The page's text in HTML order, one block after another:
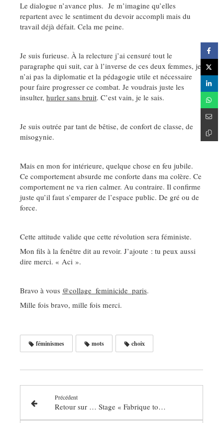
Le dialogue n’avance plus. Je m’imagine qu’elles
repartent avec le sentiment du devoir accompli mais du
travail déjà défait. Cela me peine.
Je suis furieuse. À la relecture j’ai censuré tout le
paragraphe qui suit, car à l’inverse de ces deux femmes, je
n’ai pas la diplomatie et la pédagogie utile et nécessaire
pour faire progresser ce combat. Je voudrais juste les
insulter, hurler sans bruit. C’est vain, je le sais.
Je suis outrée par tant de bêtise, de confort de classe, de
misogynie.
Mais en mon for intérieure, quelque chose en feu jubile.
Ce comportement absurde me conforte dans ma colère. Ce
comportement ne va rien calmer. Au contraire. Il confirme
juste qu’il faut s’emparer de l’espace public. De gré ou de
force.
Cette attitude valide que cette révolution sera féministe.
Mon fils à la fenêtre dit au revoir. J’ajoute : tu peux aussi
dire merci. « Aci ».
Bravo à vous @collage_feminicide_paris.
Mille fois bravo, mille fois merci.
féminismes mots choix
Précédent
Retour sur … Stage « Fabrique ton histoire et podcast »